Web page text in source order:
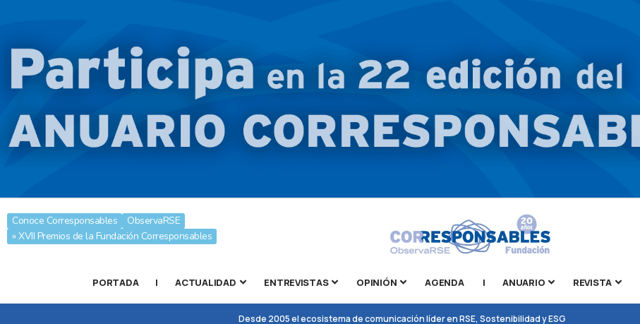
Conoce Corresponsables
ObservaRSE
» XVII Premios de la Fundación Corresponsables
PORTADA | ACTUALIDAD ENTREVISTAS OPINIÓN AGENDA | ANUARIO REVISTA
Desde 2005 el ecosistema de comunicación líder en RSE, Sostenibilidad y ESG